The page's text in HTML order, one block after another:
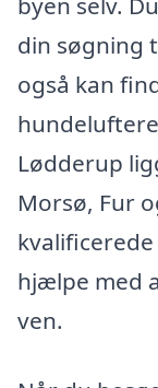
din søgning
også kan
Lødderup
Morsø, Fur
hjælpe med
ven.